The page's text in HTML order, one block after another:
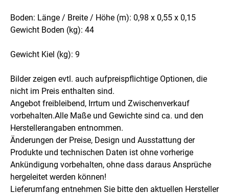
Boden: Länge / Breite / Höhe (m): 0,98 x 0,55 x 0,15
Gewicht Boden (kg): 44
Gewicht Kiel (kg): 9
Bilder zeigen evtl. auch aufpreispflichtige Optionen, die
nicht im Preis enthalten sind.
Angebot freibleibend, Irrtum und Zwischenverkauf
vorbehalten.Alle Maße und Gewichte sind ca. und den
Herstellerangaben entnommen.
Änderungen der Preise, Design und Ausstattung der
Produkte und technischen Daten ist ohne vorherige
Ankündigung vorbehalten, ohne dass daraus Ansprüche
hergeleitet werden können!
Lieferumfang entnehmen Sie bitte den aktuellen Hersteller